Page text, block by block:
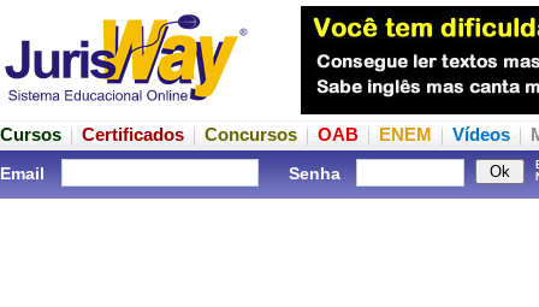
Cursos Certificados Concursos OAB ENEM Vídeos
Email Senha